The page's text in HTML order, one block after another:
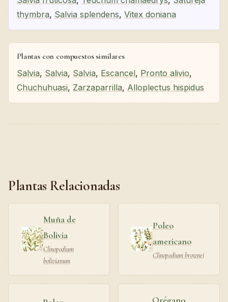
thymbra, Salvia splendens, Vitex doniana
Plantas con compuestos similares
Salvia, Salvia, Salvia, Escancel, Pronto alivio,
Chuchuhuasi, Zarzaparrilla, Alloplectus hispidus
Plantas Relacionadas
Muña de
Bolivia
Clinopodium
bolivianum
Poleo
americano
Clinopodium brownei